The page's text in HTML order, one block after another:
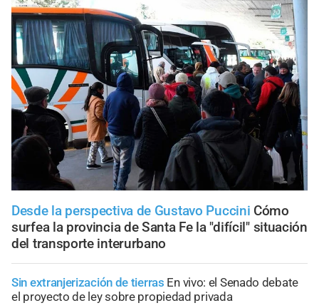
Desde la perspectiva de Gustavo Puccini Cómo
surfea la provincia de Santa Fe la "difícil" situación
del transporte interurbano
Sin extranjerización de tierras En vivo: el Senado debate
el proyecto de ley sobre propiedad privada